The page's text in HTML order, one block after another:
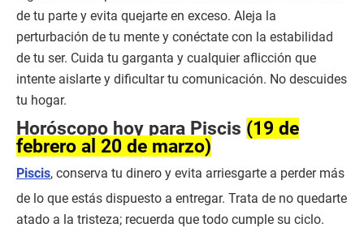
de tu parte y evita quejarte en exceso. Aleja la
perturbación de tu mente y conéctate con la estabilidad
de tu ser. Cuida tu garganta y cualquier aflicción que
intente aislarte y dificultar tu comunicación. No descuides
tu hogar.
Horóscopo hoy para Piscis (19 de
febrero al 20 de marzo)
Piscis, conserva tu dinero y evita arriesgarte a perder más
de lo que estás dispuesto a entregar. Trata de no quedarte
atado a la tristeza; recuerda que todo cumple su ciclo.